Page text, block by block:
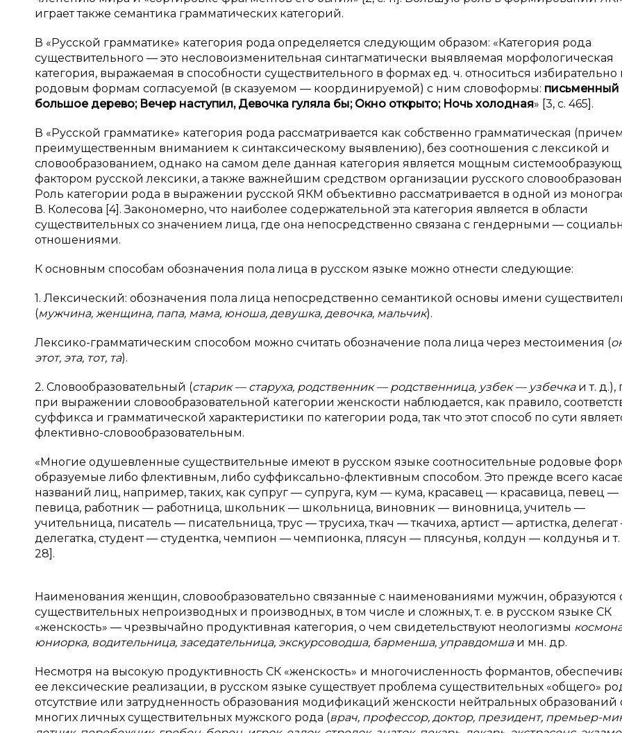
играет также семантика грамматических категорий.
В «Русской грамматике» категория рода определяется следующим образом: «Категория рода
существительного — это несловоизменительная синтагматически выявляемая морфологическая
категория, выражаемая в способности существительного в формах ед. ч. относиться избирательно
родовым формам согласуемой (в сказуемом — координируемой) с ним словоформы: письменный
большое дерево; Вечер наступил, Девочка гуляла бы; Окно открыто; Ночь холодная» [3, с. 465].
В «Русской грамматике» категория рода рассматривается как собственно грамматическая
преимущественным вниманием к синтаксическому выявлению), без соотношения с лексикой и
словообразованием, однако на самом деле данная категория является мощным
фактором русской лексики, а также важнейшим средством организации русского
Роль категории рода в выражении русской ЯКМ объективно рассматривается в одной из
В. Колесова [4]. Закономерно, что наиболее содержательной эта категория является в области
существительных со значением лица, где она непосредственно связана с гендерными —
отношениями.
К основным способам обозначения пола лица в русском языке можно отнести следующие:
1. Лексический: обозначения пола лица непосредственно семантикой основы имени
(мужчина, женщина, папа, мама, юноша, девушка, девочка, мальчик).
Лексико-грамматическим способом можно считать обозначение пола лица через местоимения (
этот, эта, тот, та).
2. Словообразовательный (старик — старуха, родственник — родственница, узбек — узбечкаи т. д.),
при выражении словообразовательной категории женскости наблюдается, как правило,
суффикса и грамматической характеристики по категории рода, так что этот способ по сути
флективно-словообразовательным.
«Многие одушевленные существительные имеют в русском языке соотносительные родовые
образуемые либо флективным, либо суффиксально-флективным способом. Это прежде всего
названий лиц, например, таких, как супруг — супруга, кум — кума, красавец — красавица, певец —
певица, работник — работница, школьник — школьница, виновник — виновница, учитель —
учительница, писатель — писательница, трус — трусиха, ткач — ткачиха, артист — артистка,
делегатка, студент — студентка, чемпион — чемпионка, плясун — плясунья, колдун — колдунья и т.
28].
Наименования женщин, словообразовательно связанные с наименованиями мужчин, образуются
существительных непроизводных и производных, в том числе и сложных, т. е. в русском языке СК
«женскость» — чрезвычайно продуктивная категория, о чем свидетельствуют неологизмы
юниорка, водительница, заседательница, экскурсоводша, барменша, управдомша и мн. др.
Несмотря на высокую продуктивность СК «женскость» и многочисленность формантов,
ее лексические реализации, в русском языке существует проблема существительных «общего»
отсутствие или затрудненность образования модификаций женскости нейтральных образований
многих личных существительных мужского рода (врач, профессор, доктор, президент, премьер-